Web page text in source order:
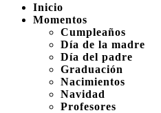
Inicio
Momentos
Cumpleaños
Día de la madre
Día del padre
Graduación
Nacimientos
Navidad
Profesores